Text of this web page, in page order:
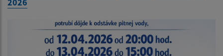
2026